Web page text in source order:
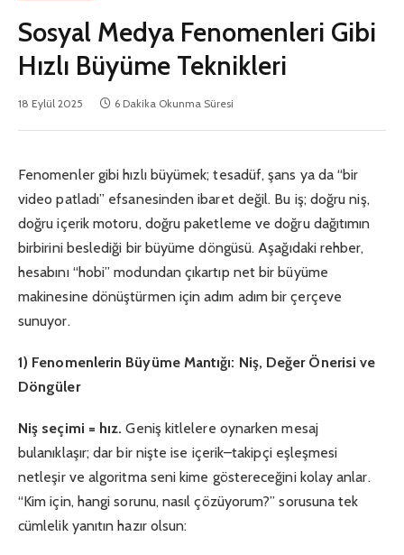
Sosyal Medya Fenomenleri Gibi
Hızlı Büyüme Teknikleri
18 Eylül 2025 6 Dakika Okunma Süresi
Fenomenler gibi hızlı büyümek; tesadüf, şans ya da “bir
video patladı” efsanesinden ibaret değil. Bu iş; doğru niş,
doğru içerik motoru, doğru paketleme ve doğru dağıtımın
birbirini beslediği bir büyüme döngüsü. Aşağıdaki rehber,
hesabını “hobi” modundan çıkartıp net bir büyüme
makinesine dönüştürmen için adım adım bir çerçeve
sunuyor.
1) Fenomenlerin Büyüme Mantığı: Niş, Değer Önerisi ve
Döngüler
Niş seçimi = hız. Geniş kitlelere oynarken mesaj
bulanıklaşır; dar bir nişte ise içerik–takipçi eşleşmesi
netleşir ve algoritma seni kime göstereceğini kolay anlar.
“Kim için, hangi sorunu, nasıl çözüyorum?” sorusuna tek
cümlelik yanıtın hazır olsun: